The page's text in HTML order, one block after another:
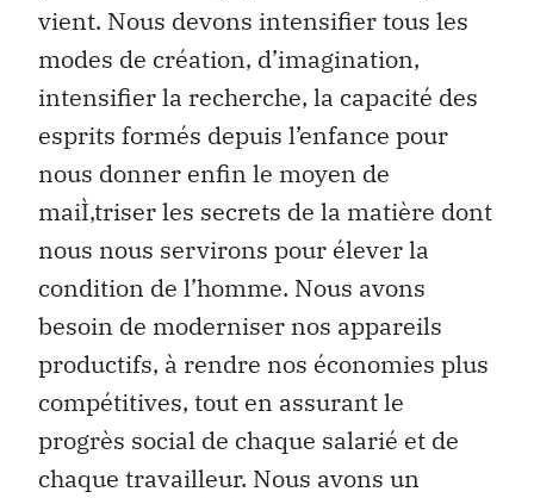
vient. Nous devons intensifier tous les
modes de création, d’imagination,
intensifier la recherche, la capacité des
esprits formés depuis l’enfance pour
nous donner enfin le moyen de
maiÌ‚triser les secrets de la matière dont
nous nous servirons pour élever la
condition de l’homme. Nous avons
besoin de moderniser nos appareils
productifs, à rendre nos économies plus
compétitives, tout en assurant le
progrès social de chaque salarié et de
chaque travailleur. Nous avons un